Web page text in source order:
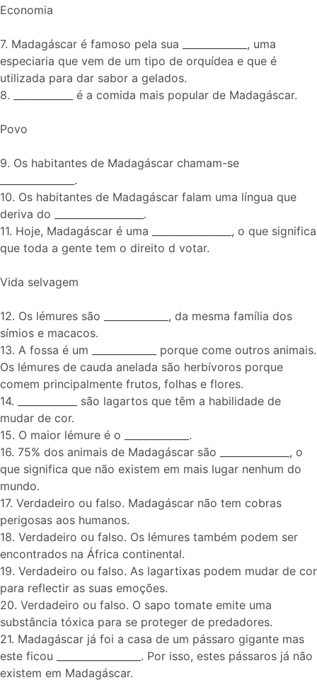
Economia
7. Madagáscar é famoso pela sua _____________, uma
especiaria que vem de um tipo de orquídea e que é
utilizada para dar sabor a gelados.
8. ____________ é a comida mais popular de Madagáscar.
Povo
9. Os habitantes de Madagáscar chamam-se
_______________.
10. Os habitantes de Madagáscar falam uma língua que
deriva do __________________.
11. Hoje, Madagáscar é uma ________________, o que significa
que toda a gente tem o direito d votar.
Vida selvagem
12. Os lémures são _____________, da mesma família dos
símios e macacos.
13. A fossa é um _____________ porque come outros animais.
Os lémures de cauda anelada são herbívoros porque
comem principalmente frutos, folhas e flores.
14. ____________ são lagartos que têm a habilidade de
mudar de cor.
15. O maior lémure é o _____________.
16. 75% dos animais de Madagáscar são ______________, o
que significa que não existem em mais lugar nenhum do
mundo.
17. Verdadeiro ou falso. Madagáscar não tem cobras
perigosas aos humanos.
18. Verdadeiro ou falso. Os lémures também podem ser
encontrados na África continental.
19. Verdadeiro ou falso. As lagartixas podem mudar de cor
para reflectir as suas emoções.
20. Verdadeiro ou falso. O sapo tomate emite uma
substância tóxica para se proteger de predadores.
21. Madagáscar já foi a casa de um pássaro gigante mas
este ficou _________________. Por isso, estes pássaros já não
existem em Madagáscar.